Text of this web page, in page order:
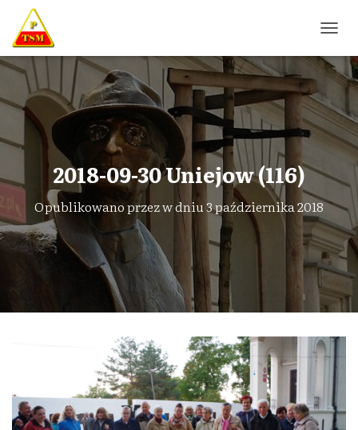
R
Z
Ą
C
Z
A
I
G
C
J
2018-09-30 Uniejow (116)
Opublikowano przezw dniu3 października 2018